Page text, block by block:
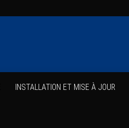
INS­TAL­LA­TION ET MISE À JOUR